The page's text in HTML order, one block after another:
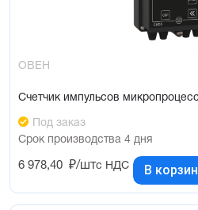
ОВЕН
Счетчик импульсов
Под заказ
Срок производства 4 дня
6 978,40 ₽/штс НДС В